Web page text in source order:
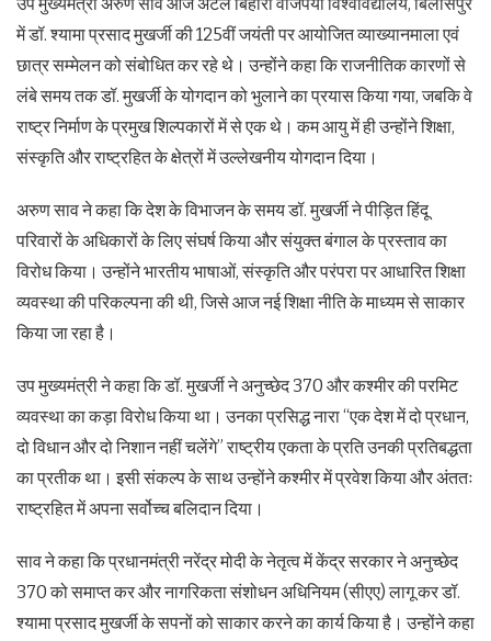
में डॉ. श्यामा प्रसाद मुखर्जी की 125वीं जयंती पर आयोजित व्याख्यानमाला एवं
छात्र सम्मेलन को संबोधित कर रहे थे। उन्होंने कहा कि राजनीतिक कारणों से
लंबे समय तक डॉ. मुखर्जी के योगदान को भुलाने का प्रयास किया गया, जबकि वे
राष्ट्र निर्माण के प्रमुख शिल्पकारों में से एक थे। कम आयु में ही उन्होंने शिक्षा,
संस्कृति और राष्ट्रहित के क्षेत्रों में उल्लेखनीय योगदान दिया।
अरुण साव ने कहा कि देश के विभाजन के समय डॉ. मुखर्जी ने पीड़ित हिंदू
परिवारों के अधिकारों के लिए संघर्ष किया और संयुक्त बंगाल के प्रस्ताव का
विरोध किया। उन्होंने भारतीय भाषाओं, संस्कृति और परंपरा पर आधारित शिक्षा
व्यवस्था की परिकल्पना की थी, जिसे आज नई शिक्षा नीति के माध्यम से साकार
किया जा रहा है।
उप मुख्यमंत्री ने कहा कि डॉ. मुखर्जी ने अनुच्छेद 370 और कश्मीर की परमिट
व्यवस्था का कड़ा विरोध किया था। उनका प्रसिद्ध नारा “एक देश में दो प्रधान,
दो विधान और दो निशान नहीं चलेंगे” राष्ट्रीय एकता के प्रति उनकी प्रतिबद्धता
का प्रतीक था। इसी संकल्प के साथ उन्होंने कश्मीर में प्रवेश किया और अंततः
राष्ट्रहित में अपना सर्वोच्च बलिदान दिया।
साव ने कहा कि प्रधानमंत्री नरेंद्र मोदी के नेतृत्व में केंद्र सरकार ने अनुच्छेद
370 को समाप्त कर और नागरिकता संशोधन अधिनियम (सीएए) लागू कर डॉ.
श्यामा प्रसाद मुखर्जी के सपनों को साकार करने का कार्य किया है। उन्होंने कहा